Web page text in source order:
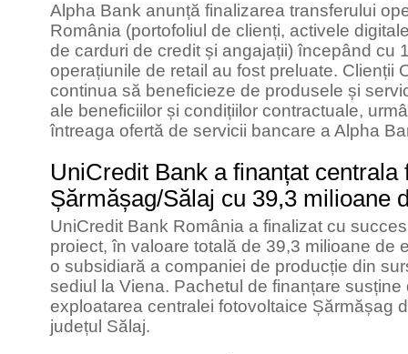
Alpha Bank anunță finalizarea transferului
România (portofoliul de clienți, activele
de carduri de credit și angajații) începând cu
operațiunile de retail au fost preluate. Clienții
continua să beneficieze de produsele și
ale beneficiilor și condițiilor contractuale,
întreaga ofertă de servicii bancare a Alpha
UniCredit Bank a finanțat centrala
Șărmășag/Sălaj cu 39,3 milioane
UniCredit Bank România a finalizat cu
proiect, în valoare totală de 39,3 milioane de
o subsidiară a companiei de producție din
sediul la Viena. Pachetul de finanțare
exploatarea centralei fotovoltaice Șărmășag
județul Sălaj.